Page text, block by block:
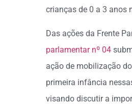
crianças de 0 a 3 anos
Das ações da Frente
parlamentar nº 04
ação de mobilização
primeira infância
visando discutir a